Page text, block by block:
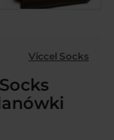
Viccel Socks